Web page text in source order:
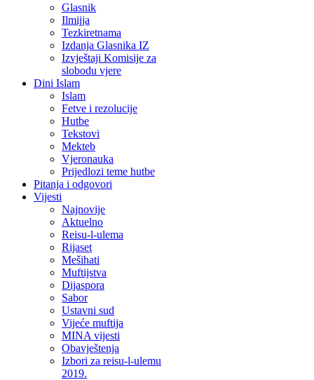
Glasnik
Ilmijja
Tezkiretnama
Izdanja Glasnika IZ
Izvještaji Komisije za
slobodu vjere
Dini Islam
Islam
Fetve i rezolucije
Hutbe
Tekstovi
Mekteb
Vjeronauka
Prijedlozi teme hutbe
Pitanja i odgovori
Vijesti
Najnovije
Aktuelno
Reisu-l-ulema
Rijaset
Mešihati
Muftijstva
Dijaspora
Sabor
Ustavni sud
Vijeće muftija
MINA vijesti
Obavještenja
Izbori za reisu-l-ulemu
2019.